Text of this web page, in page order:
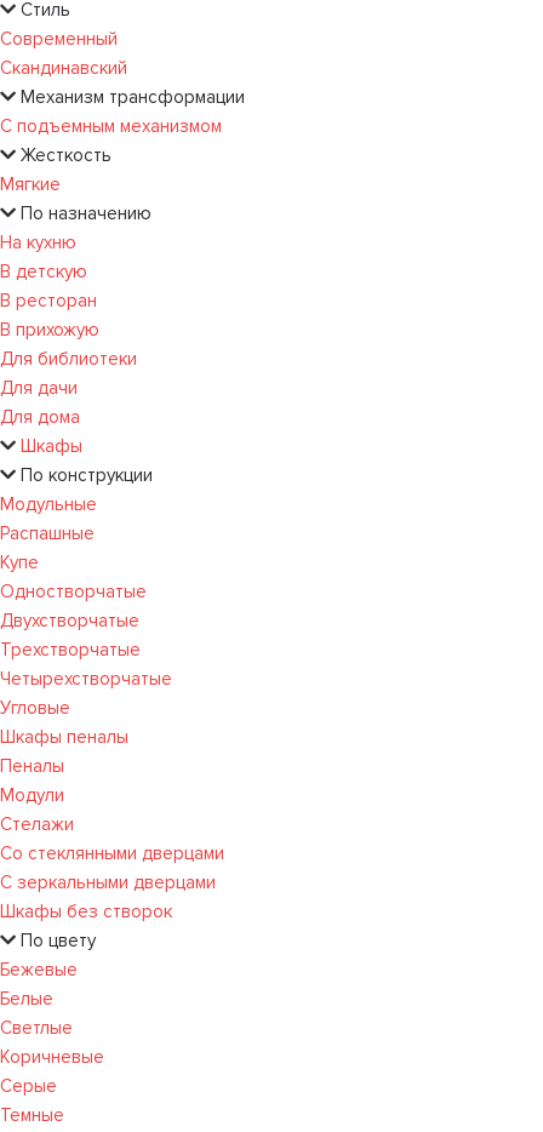
Стиль
Современный
Скандинавский
Механизм трансформации
С подъемным механизмом
Жесткость
Мягкие
По назначению
На кухню
В детскую
В ресторан
В прихожую
Для библиотеки
Для дачи
Для дома
Шкафы
По конструкции
Модульные
Распашные
Купе
Одностворчатые
Двухстворчатые
Трехстворчатые
Четырехстворчатые
Угловые
Шкафы пеналы
Пеналы
Модули
Стелажи
Со стеклянными дверцами
С зеркальными дверцами
Шкафы без створок
По цвету
Бежевые
Белые
Светлые
Коричневые
Серые
Темные